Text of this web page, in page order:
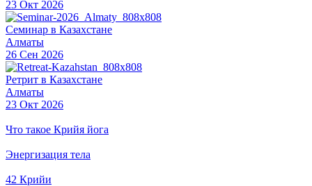
23 Окт 2026
Семинар в Казахстане
Алматы
26 Сен 2026
Ретрит в Казахстане
Алматы
23 Окт 2026
Что такое Крийя йога
Энергизация тела
42 Крийи